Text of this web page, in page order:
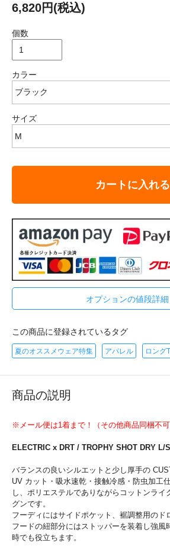
6,820円(税込)
個数
カラー
サイズ
カートに入れる
オプションの値段詳細
この商品に登録されているタグ
夏のオススメウェア特集 アパレル ロング
商品の説明
※メール便は1着まで！（その他商品同梱不可
ELECTRIC x DRT / TROPHY SHOT DRY L/
バランスの良いシルエットと少し厚手の
UV カット・吸水速乾・接触冷感・防虫加工
し、ポリエステルでありながらコットンライ
グンです。
フーディにはサイドポケット、裾調整用のド
フードの紐部分にはストッパーを装着し強風
時でも役立ちます。